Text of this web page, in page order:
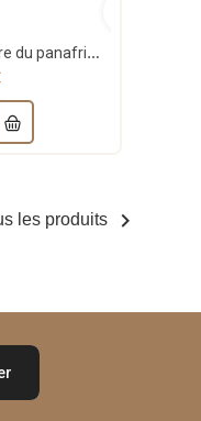
Africa unite ! une histoire du panafricanisme - poche - Amzat Boukari-yabara - La découverte
les produits 